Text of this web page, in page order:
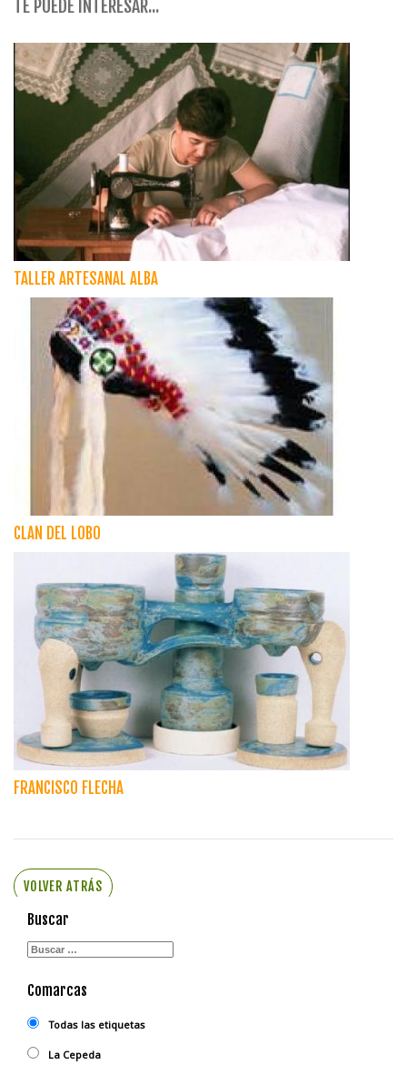
TE PUEDE INTERESAR...
TALLER ARTESANAL ALBA
CLAN DEL LOBO
FRANCISCO FLECHA
VOLVER ATRÁS
Buscar
Comarcas
Todas las etiquetas
La Cepeda